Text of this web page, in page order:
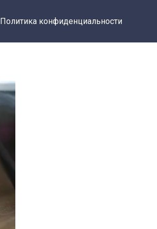
Политика конфиденциальности